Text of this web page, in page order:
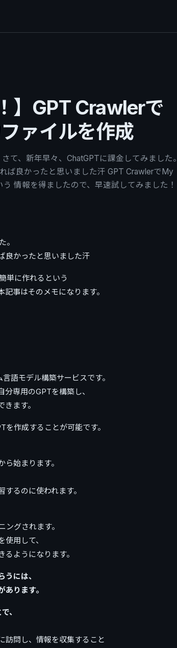
】GPT Crawlerで
ァイルを作成
て、新年早々、ChatGPTに課金してみました。
ば良かったと思いました汗 GPT CrawlerでMy
情報を得ましたので、早速試してみました！
。
良かったと思いました汗
単に作れるという
事はそのメモになります。
語モデル構築サービスです。
専用のGPTを構築し、
ます。
作成することが可能です。
始まります。
るのに使われます。
グされます。
用して、
ようになります。
には、
ります。
、
訪問し、情報を収集すること